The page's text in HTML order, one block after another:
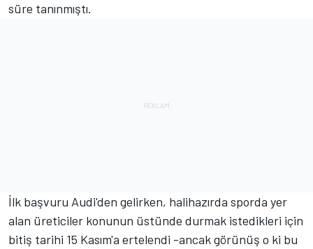
süre tanınmıştı.
İlk başvuru Audi'den gelirken, halihazırda sporda yer
alan üreticiler konunun üstünde durmak istedikleri için
bitiş tarihi 15 Kasım'a ertelendi -ancak görünüş o ki bu